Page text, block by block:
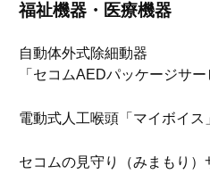
福祉機器・医療機器
自動体外式除細動器
「セコムAEDパッケージサー
電動式人工喉頭「マイボイス
セコムの見守り（みまもり）